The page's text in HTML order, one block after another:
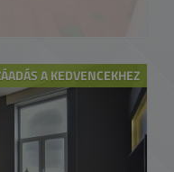
A KEDVENCEKHEZ